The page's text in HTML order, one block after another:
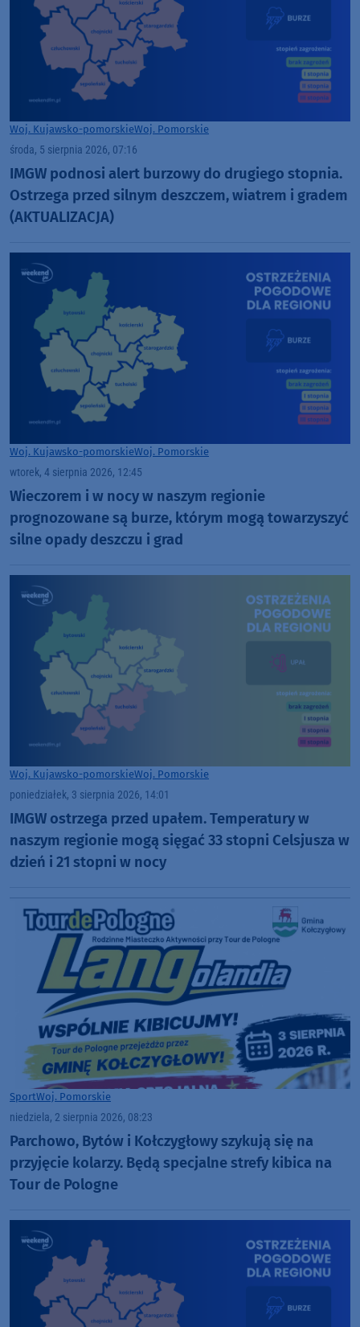
Woj. Kujawsko-pomorskieWoj. Pomorskie
środa, 5 sierpnia 2026, 07:16
IMGW podnosi alert burzowy do drugiego stopnia.
Ostrzega przed silnym deszczem, wiatrem i gradem
(AKTUALIZACJA)
Woj. Kujawsko-pomorskieWoj. Pomorskie
wtorek, 4 sierpnia 2026, 12:45
Wieczorem i w nocy w naszym regionie
prognozowane są burze, którym mogą towarzyszyć
silne opady deszczu i grad
Woj. Kujawsko-pomorskieWoj. Pomorskie
poniedziałek, 3 sierpnia 2026, 14:01
IMGW ostrzega przed upałem. Temperatury w
naszym regionie mogą sięgać 33 stopni Celsjusza w
dzień i 21 stopni w nocy
SportWoj. Pomorskie
niedziela, 2 sierpnia 2026, 08:23
Parchowo, Bytów i Kołczygłowy szykują się na
przyjęcie kolarzy. Będą specjalne strefy kibica na
Tour de Pologne